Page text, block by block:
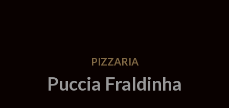
PIZZARIA
Puccia Fraldinha